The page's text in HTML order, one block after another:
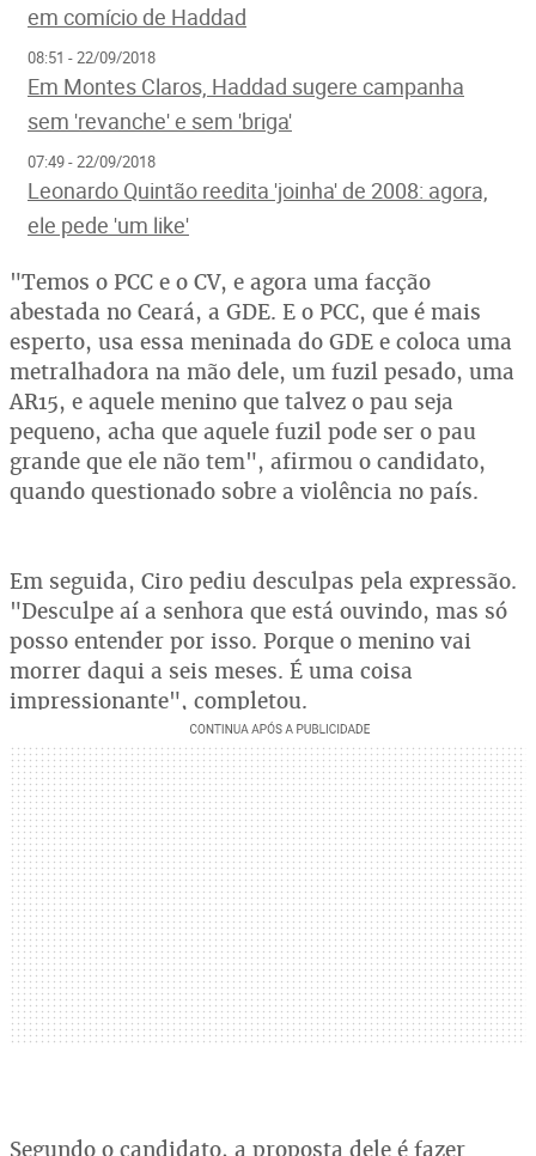
em comício de Haddad
08:51 - 22/09/2018
Em Montes Claros, Haddad sugere campanha
sem 'revanche' e sem 'briga'
07:49 - 22/09/2018
Leonardo Quintão reedita 'joinha' de 2008: agora,
ele pede 'um like'
"Temos o PCC e o CV, e agora uma facção
abestada no Ceará, a GDE. E o PCC, que é mais
esperto, usa essa meninada do GDE e coloca uma
metralhadora na mão dele, um fuzil pesado, uma
AR15, e aquele menino que talvez o pau seja
pequeno, acha que aquele fuzil pode ser o pau
grande que ele não tem", afirmou o candidato,
quando questionado sobre a violência no país.
Em seguida, Ciro pediu desculpas pela expressão.
"Desculpe aí a senhora que está ouvindo, mas só
posso entender por isso. Porque o menino vai
morrer daqui a seis meses. É uma coisa
impressionante", completou.
Segundo o candidato, a proposta dele é fazer